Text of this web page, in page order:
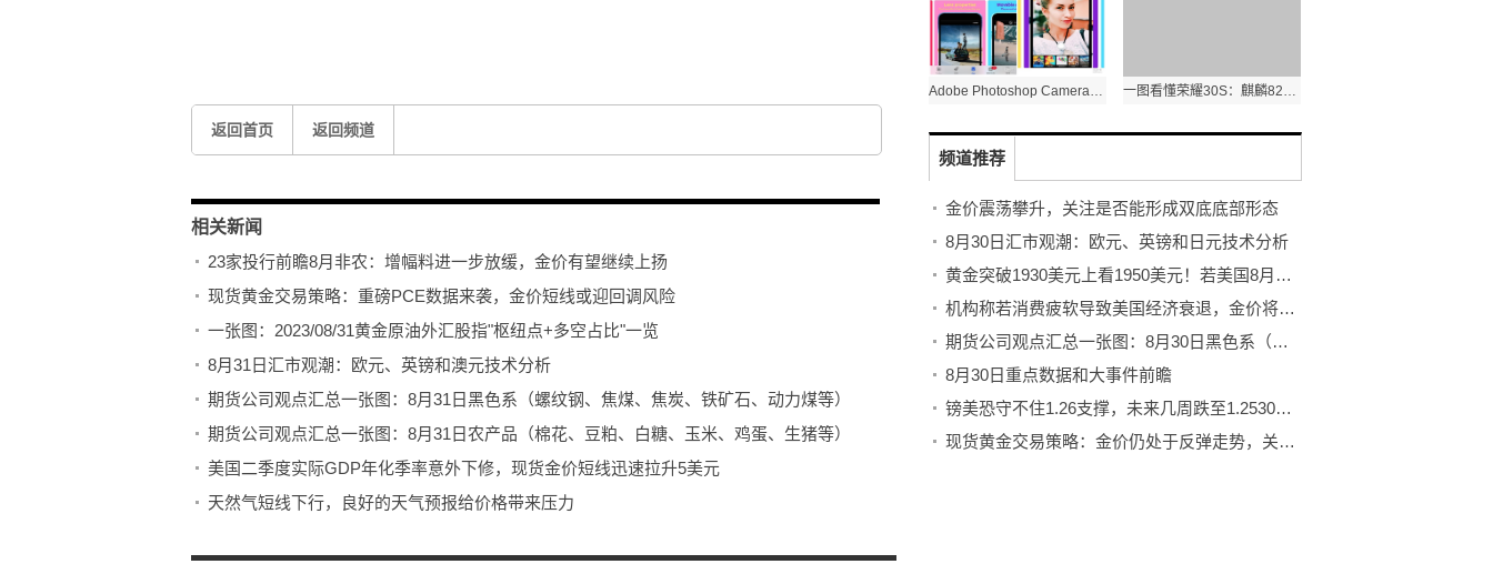
返回首页 返回频道
相关新闻
23家投行前瞻8月非农：增幅料进一步放缓，金价有望继续上扬
现货黄金交易策略：重磅PCE数据来袭，金价短线或迎回调风险
一张图：2023/08/31黄金原油外汇股指"枢纽点+多空占比"一览
8月31日汇市观潮：欧元、英镑和澳元技术分析
期货公司观点汇总一张图：8月31日黑色系（螺纹钢、焦煤、焦炭、铁矿石、动力煤等）
期货公司观点汇总一张图：8月31日农产品（棉花、豆粕、白糖、玉米、鸡蛋、生猪等）
美国二季度实际GDP年化季率意外下修，现货金价短线迅速拉升5美元
天然气短线下行，良好的天气预报给价格带来压力
Adobe Photoshop Camera要来了？App Store预计4月14日发行 一图看懂荣耀30S：麒麟820+6400万全焦段AI四摄
频道推荐
金价震荡攀升，关注是否能形成双底底部形态
8月30日汇市观潮：欧元、英镑和日元技术分析
黄金突破1930美元上看1950美元！若美国8月非农好于预期，金价恐遭打压
机构称若消费疲软导致美国经济衰退，金价将上涨！
期货公司观点汇总一张图：8月30日黑色系（螺纹钢、焦煤、焦炭、铁矿石、动力煤等）
8月30日重点数据和大事件前瞻
镑美恐守不住1.26支撑，未来几周跌至1.2530区域！
现货黄金交易策略：金价仍处于反弹走势，关注美国职位空缺数据